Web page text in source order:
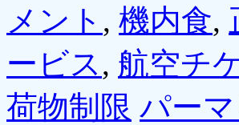
メント , 機内食,
ービス, 航空チ
荷物制限 パー